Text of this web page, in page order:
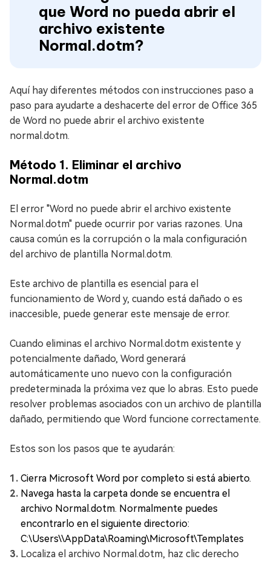
que Word no pueda abrir el
archivo existente
Normal.dotm?
Aquí hay diferentes métodos con instrucciones paso a
paso para ayudarte a deshacerte del error de Office 365
de Word no puede abrir el archivo existente
normal.dotm.
Método 1. Eliminar el archivo
Normal.dotm
El error "Word no puede abrir el archivo existente
Normal.dotm" puede ocurrir por varias razones. Una
causa común es la corrupción o la mala configuración
del archivo de plantilla Normal.dotm.
Este archivo de plantilla es esencial para el
funcionamiento de Word y, cuando está dañado o es
inaccesible, puede generar este mensaje de error.
Cuando eliminas el archivo Normal.dotm existente y
potencialmente dañado, Word generará
automáticamente uno nuevo con la configuración
predeterminada la próxima vez que lo abras. Esto puede
resolver problemas asociados con un archivo de plantilla
dañado, permitiendo que Word funcione correctamente.
Estos son los pasos que te ayudarán:
Cierra Microsoft Word por completo si está abierto.
Navega hasta la carpeta donde se encuentra el
archivo Normal.dotm. Normalmente puedes
encontrarlo en el siguiente directorio:
C:\Users\\AppData\Roaming\Microsoft\Templates
Localiza el archivo Normal.dotm, haz clic derecho